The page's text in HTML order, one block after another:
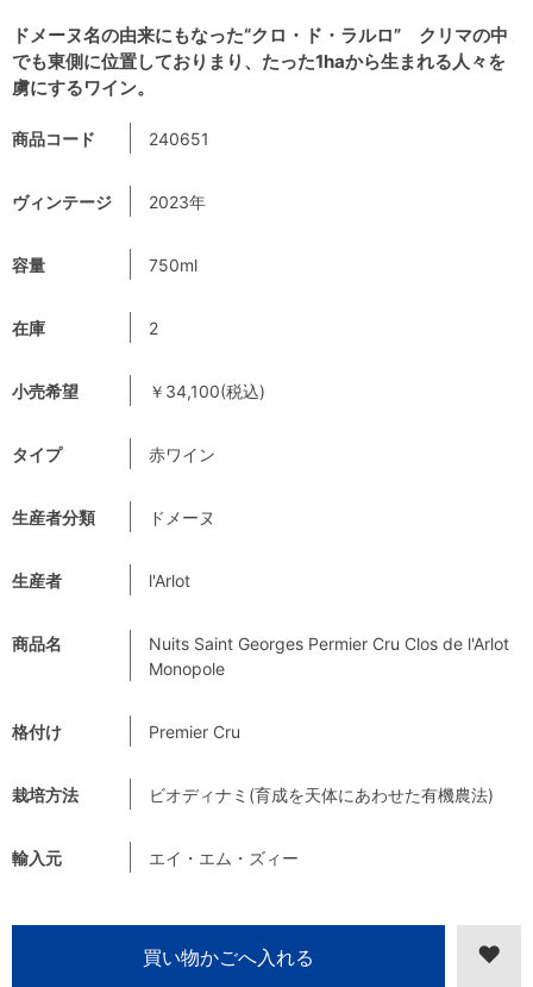
ドメーヌ名の由来にもなった“クロ・ド・ラルロ” クリマの中
でも東側に位置しておりまり、たった1haから生まれる人々を
虜にするワイン。
商品コード 240651
ヴィンテージ 2023年
容量 750ml
在庫 2
小売希望 ￥34,100(税込)
タイプ 赤ワイン
生産者分類 ドメーヌ
生産者 l'Arlot
商品名
Nuits Saint Georges Permier Cru Clos de l'Arlot
Monopole
格付け Premier Cru
栽培方法 ビオディナミ(育成を天体にあわせた有機農法)
輸入元 エイ・エム・ズィー